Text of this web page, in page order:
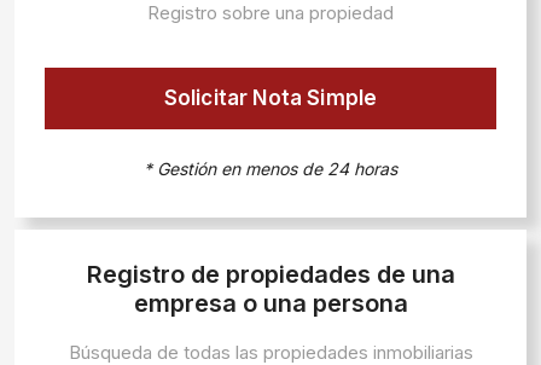
Registro sobre una propiedad
Solicitar Nota Simple
* Gestión en menos de 24 horas
Registro de propiedades de una
empresa o una persona
Búsqueda de todas las propiedades inmobiliarias